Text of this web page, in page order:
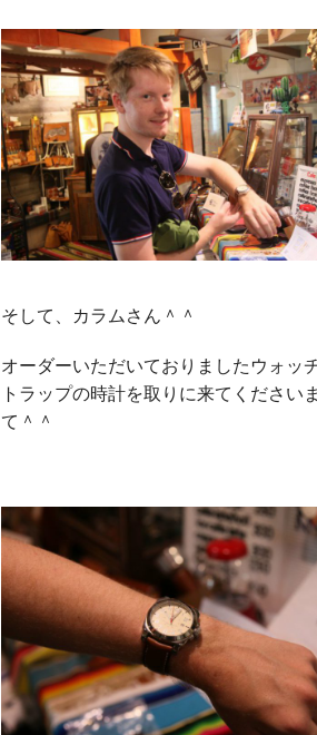
そして、カラムさん＾＾
オーダーいただいておりましたウォッ
トラップの時計を取りに来てください
て＾＾